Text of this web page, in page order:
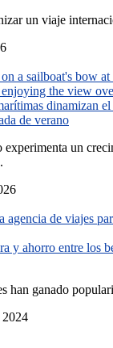
un viaje
dinamizan
de verano
un
y ahorro entre los
han ganado
2024